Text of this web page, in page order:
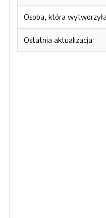
Osoba, która
Ostatnia aktualizacja: